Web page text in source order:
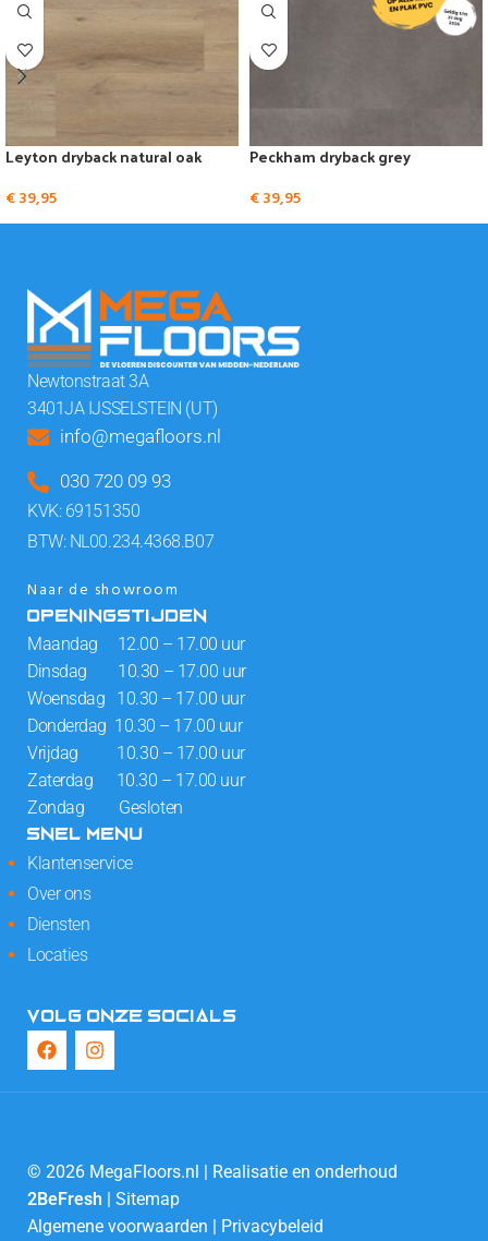
Leyton dryback natural oak
€39,95
Peckham dryback grey
€39,95
Newtonstraat 3A
3401JA IJSSELSTEIN (UT)
info@megafloors.nl
030 720 09 93
KVK: 69151350
BTW: NL00.234.4368.B07
Naar de showroom
OPENINGSTIJDEN
Maandag 12.00 – 17.00 uur
Dinsdag 10.30 – 17.00 uur
Woensdag 10.30 – 17.00 uur
Donderdag 10.30 – 17.00 uur
Vrijdag 10.30 – 17.00 uur
Zaterdag 10.30 – 17.00 uur
Zondag Gesloten
SNEL MENU
Klantenservice
Over ons
Diensten
Locaties
VOLG ONZE SOCIALS
© 2026 MegaFloors.nl | Realisatie en onderhoud
2BeFresh | Sitemap
Algemene voorwaarden | Privacybeleid